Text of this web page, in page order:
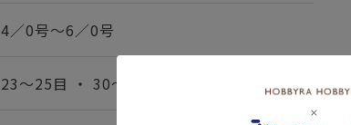
4／0号～6／0号
23～25目 ・ 30～32段